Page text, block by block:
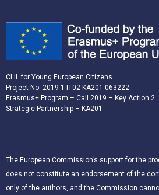
CLIL for Young European Citizens
Project No. 2019-1-IT02-KA201-063222
Erasmus+ Program – Call 2019 – Key Action 2
Strategic Partnership – KA201
The European Commission’s support for the
does not constitute an endorsement of the
only of the authors, and the Commission